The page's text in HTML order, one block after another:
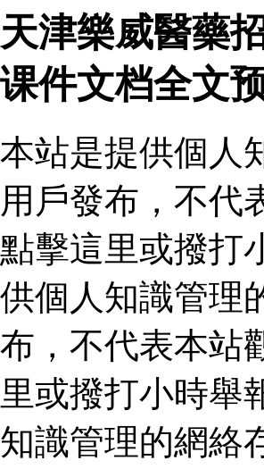
天津樂威醫藥
课件文档全文
本站是提供個人
用戶發布，不代
點擊這里或撥打
供個人知識管理
布，不代表本站
里或撥打小時舉
知識管理的網絡